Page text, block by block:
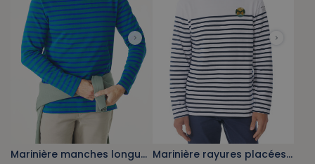
Marinière manches longues vert émeraude et bleu cobalt Marinière rayures placées Paysages de Mégalithes bleu marine